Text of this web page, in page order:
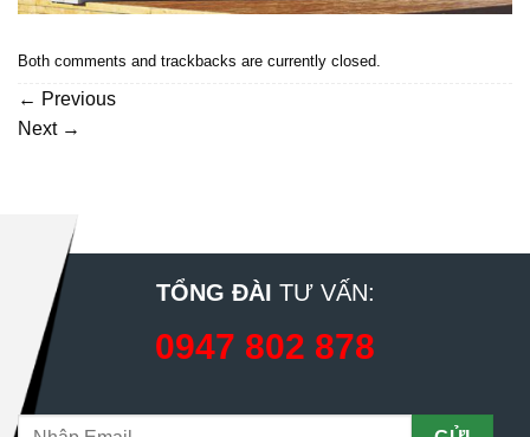
Both comments and trackbacks are currently closed.
← Previous
Next →
TỔNG ĐÀI TƯ VẤN:
0947 802 878